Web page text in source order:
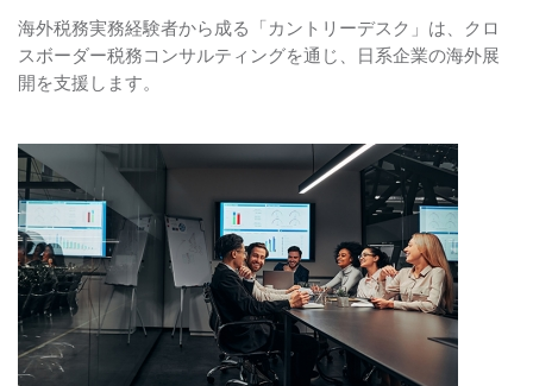
海外税務実務経験者から成る「カントリーデスク」は、クロ
スボーダー税務コンサルティングを通じ、日系企業の海外展
開を支援します。